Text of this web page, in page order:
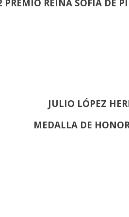
PREMIO REINA SOFIA DE
JULIO LÓPEZ
MEDALLA DE